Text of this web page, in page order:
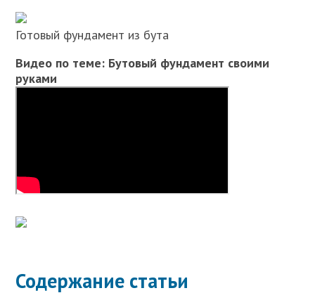
Готовый фундамент из бута
Видео по теме: Бутовый фундамент своими
руками
Содержание статьи